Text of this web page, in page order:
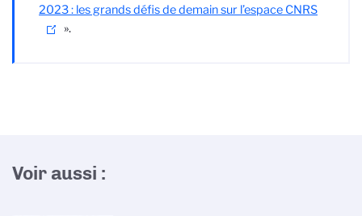
2023 : les grands défis de demain sur l’espace CNRS
».
Voir aussi :